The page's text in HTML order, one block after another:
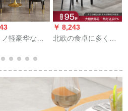
軽豪华な商
わせは丸テー
ーブルでご
￥ 8,243
北欧の食卓に多くの
組み合わせたモデル
プチップ伸縮ガラス
食卓省スペースご飯
テーブル焼石ガラス